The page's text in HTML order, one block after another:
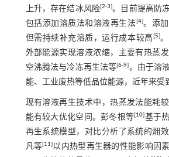
上升，存在结冰风险[2-3]。目前提高防
包括添加溶质法和溶液再生法[4]。添
但需持续补充溶质，运行成本较高 [5]
外部能源实现溶液浓缩，主要有热蒸
空沸腾法与冷冻再生法等[6-9]。由于溶
能、工业废热等低品位能源，近年来受
现有溶液再生技术中，热蒸发法能耗
能有较大优化空间。彭冬根等[10]基于
再生系统模型，对比分析了系统的㶲
凡等[11]以内热型再生器的性能影响因